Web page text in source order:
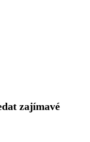
zajímavé